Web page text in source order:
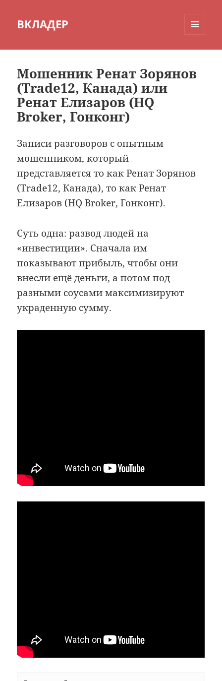
ВКЛАДЕР
Мошенник Ренат Зорянов
(Trade12, Канада) или
Ренат Елизаров (HQ
Broker, Гонконг)
Записи разговоров с опытным
мошенником, который
представляется то как Ренат Зорянов
(Trade12, Канада), то как Ренат
Елизаров (HQ Broker, Гонконг).
Суть одна: развод людей на
«инвестиции». Сначала им
показывают прибыль, чтобы они
внесли ещё деньги, а потом под
разными соусами максимизируют
украденную сумму.